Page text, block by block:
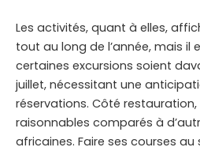
Les activités, quant à elles,
tout au long de l’année, mais il
certaines excursions soient
juillet, nécessitant une
réservations. Côté restauration,
raisonnables comparés à
africaines. Faire ses courses